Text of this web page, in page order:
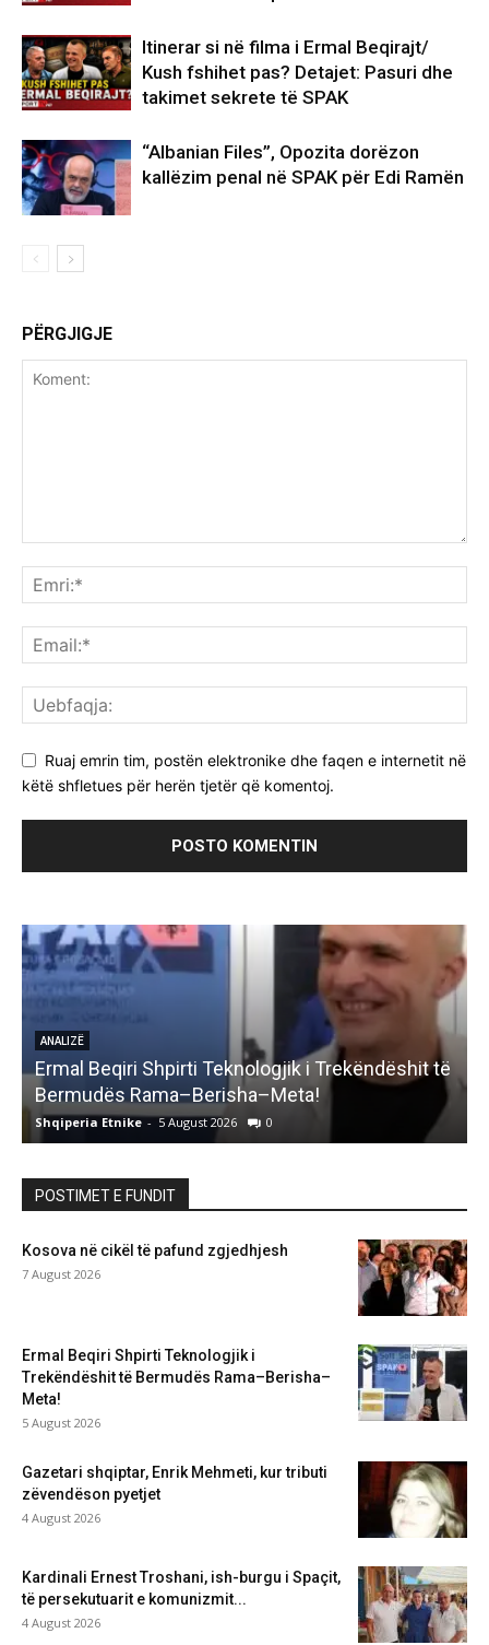
Itinerar si në filma i Ermal Beqirajt/
Kush fshihet pas? Detajet: Pasuri dhe
takimet sekrete të SPAK
“Albanian Files”, Opozita dorëzon
kallëzim penal në SPAK për Edi Ramën
PËRGJIGJE
Ruaj emrin tim, postën elektronike dhe faqen e internetit në
këtë shfletues për herën tjetër që komentoj.
ANALIZË
Ermal Beqiri Shpirti Teknologjik i Trekëndëshit të
Bermudës Rama–Berisha–Meta!
Shqiperia Etnike - 5 August 2026 0
POSTIMET E FUNDIT
Kosova në cikël të pafund zgjedhjesh
7 August 2026
Ermal Beqiri Shpirti Teknologjik i
Trekëndëshit të Bermudës Rama–Berisha–
Meta!
5 August 2026
Gazetari shqiptar, Enrik Mehmeti, kur tributi
zëvendëson pyetjet
4 August 2026
Kardinali Ernest Troshani, ish-burgu i Spaçit,
të persekutuarit e komunizmit...
4 August 2026